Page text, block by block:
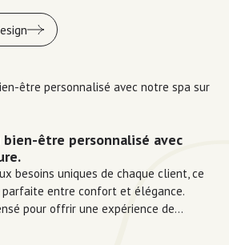
être personnalisé avec
besoins uniques de chaque client, ce
parfaite entre confort et élégance.
pour offrir une expérience de